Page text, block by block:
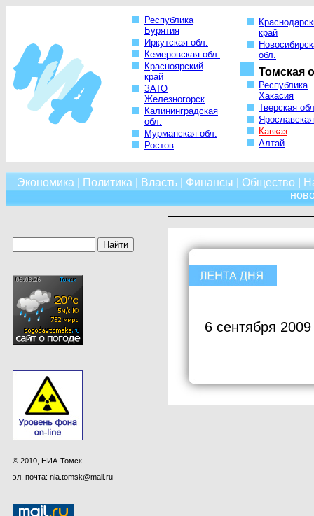
Республика
Бурятия
Иркутская обл.
Кемеровская обл.
Красноярский
край
ЗАТО
Железногорск
Калининградская
обл.
Мурманская обл.
Ростов
край
обл.
Томская
Республика
Хакасия
Тверская
Кавказ
Алтай
Экономика Политика Власть| Финансы Общество
© 2010, НИА-Томск
эл. почта: nia.tomsk@mail.ru
6 сентября 2009